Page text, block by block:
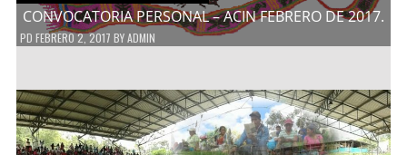
CONVOCATORIA PERSONAL – ACIN FEBRERO DE 2017.
PD FEBRERO 2, 2017 BYADMIN